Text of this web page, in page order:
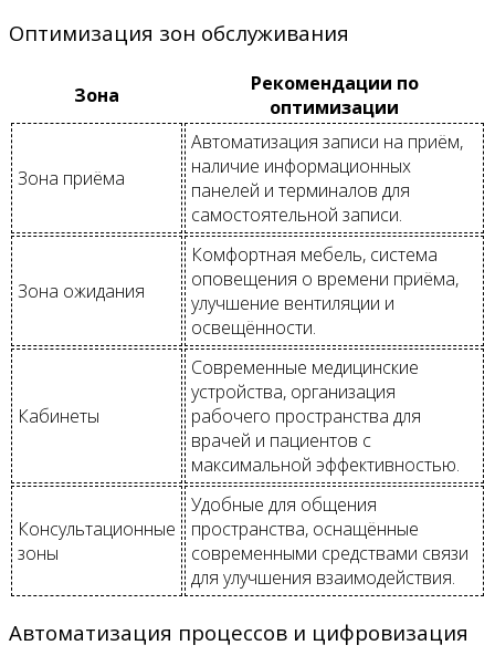
Оптимизация зон обслуживания
Зона
Рекомендации по
оптимизации
Зона приёма
Автоматизация записи на приём,
наличие информационных
панелей и терминалов для
самостоятельной записи.
Зона ожидания
Комфортная мебель, система
оповещения о времени приёма,
улучшение вентиляции и
освещённости.
Кабинеты
Современные медицинские
устройства, организация
рабочего пространства для
врачей и пациентов с
максимальной эффективностью.
Консультационные
зоны
Удобные для общения
пространства, оснащённые
современными средствами связи
для улучшения взаимодействия.
Автоматизация процессов и цифровизация